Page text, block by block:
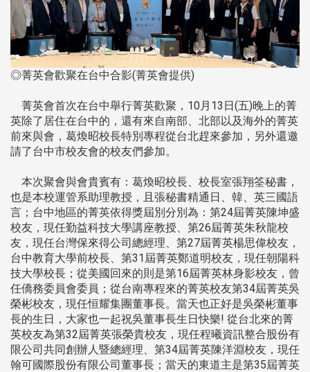
◎菁英會歡聚在台中合影(菁英會提供)
菁英會首次在台中舉行菁英歡聚，10月13日(五)晚上的菁
英除了居住在台中的，還有來自南部、北部以及海外的菁英
前來與會，葛煥昭校長特別專程從台北趕來參加，另外還邀
請了台中市校友會的校友們參加。
本次聚會與會貴賓有：葛煥昭校長、校長室張翔筌秘書，
也是本校運管系助理教授，且張秘書精通日、韓、英三國語
言；台中地區的菁英依得獎屆別分別為：第24屆菁英陳坤盛
校友，現任勤益科技大學講座教授、第26屆菁英朱秋龍校
友，現任台灣保來得公司總經理、第27屆菁英楊思偉校友，
台中教育大學前校長、第31屆菁英鄭道明校友，現任朝陽科
技大學校長；從美國回來的則是第16屆菁英林身影校友，曾
任僑務委員會委員；從台南專程來的菁英校友第34屆菁英吳
榮彬校友，現任恒耀集團董事長。當天也正好是吳榮彬董事
長的生日，大家也一起祝吳董事長生日快樂! 從台北來的菁
英校友為第32屆菁英張榮貴校友，現任程曦資訊整合股份有
限公司共同創辦人暨總經理、第34屆菁英陳洋淵校友，現任
翰可國際股份有限公司董事長；當天的東道主是第35屆菁英